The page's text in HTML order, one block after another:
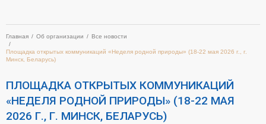
Главная Об организации Все новости
Площадка открытых коммуникаций «Неделя родной природы» (18-22 мая 2026 г., г.
Минск, Беларусь)
ПЛОЩАДКА ОТКРЫТЫХ КОММУНИКАЦИЙ
«НЕДЕЛЯ РОДНОЙ ПРИРОДЫ» (18-22 МАЯ
2026 Г., Г. МИНСК, БЕЛАРУСЬ)